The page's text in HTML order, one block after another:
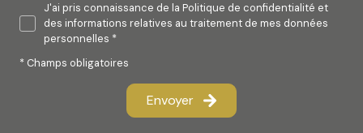
J'ai pris connaissance de la Politique de confidentialité et
des informations relatives au traitement de mes données
personnelles *
* Champs obligatoires
Envoyer